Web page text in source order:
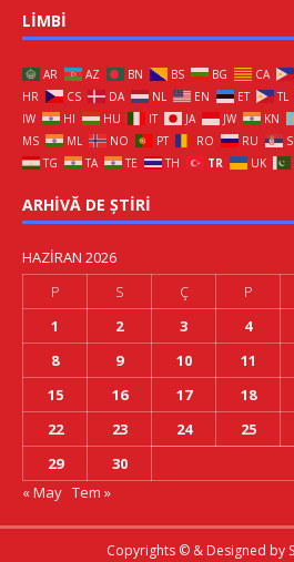
LIMBI
AR AZ BN BS BG CA
HR
CS DA NL EN ET TL
IW
HI HU IT JA JW KN
MS
ML NO PT RO RU
TG
TA TE TH TR UK
ARHIVĂ DE ȘTIRI
HAZIRAN 2026
P
S Ç P
1
2 3 4
8
9 10 11
15
16 17 18
22
23 24 25
29
30
« May Tem »
Copyrights © & Designed by